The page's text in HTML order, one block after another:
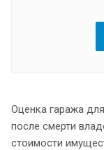
Оценка гаража
после смерти
стоимости